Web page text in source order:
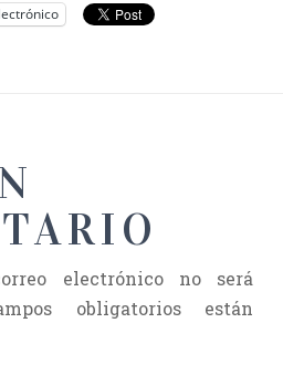
electrónico no será
obligatorios están